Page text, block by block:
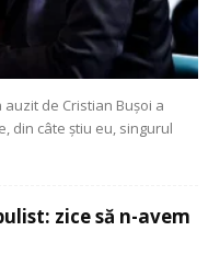
auzit de Cristian Bușoi a
din câte știu eu, singurul
zice să n-avem